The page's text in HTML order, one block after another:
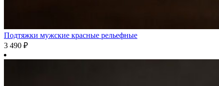
Подтяжки мужские красные рельефные
3 490 ₽